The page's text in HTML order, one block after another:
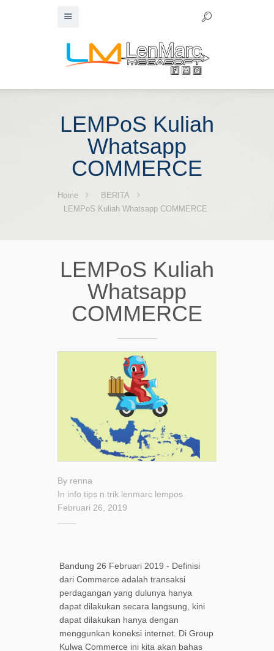
LEMPoS Kuliah
Whatsapp
COMMERCE
Home
BERITA
LEMPoS Kuliah Whatsapp COMMERCE
LEMPoS Kuliah
Whatsapp
COMMERCE
By renna
In info tips n trik lenmarc lempos
Februari 26, 2019
Bandung 26 Februari 2019 - Definisi
dari Commerce adalah transaksi
perdagangan yang dulunya hanya
dapat dilakukan secara langsung, kini
dapat dilakukan hanya dengan
menggunkan koneksi internet. Di Group
Kulwa Commerce ini kita akan bahas